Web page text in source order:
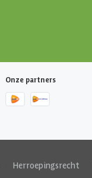
Onze partners
Herroepingsrecht